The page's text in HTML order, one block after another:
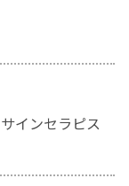
インセラピス